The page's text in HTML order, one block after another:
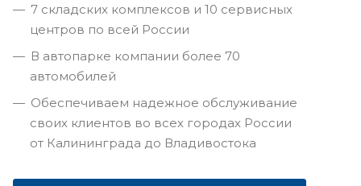
7 складских комплексов и 10 сервисных
центров по всей России
В автопарке компании более 70
автомобилей
Обеспечиваем надежное обслуживание
своих клиентов во всех городах России
от Калининграда до Владивостока